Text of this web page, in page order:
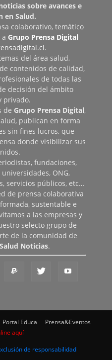
sobre avances e
en Salud.
colaborativo, temático
Grupo Prensa Digital
.
del área salud,
contenidos de calidad,
de todas las
decisión del ámbito
privado.
de Grupo Prensa Digital,
publican en forma
sin fines lucros, que
donde visibilizar sus
fundaciones,
ONG,
servicios públicos, etc…
de prensa colaborativa
sustentable e
a las empresas y
selecto grupo de
de la comunidad de
Noticias.
Portal Educa
Prensa&Eventos
aquí
de responsabilidad